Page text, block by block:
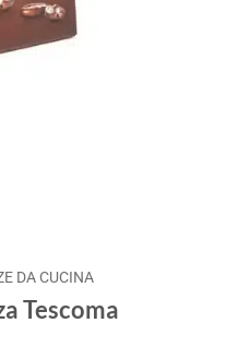
DA CUCINA
Tescoma